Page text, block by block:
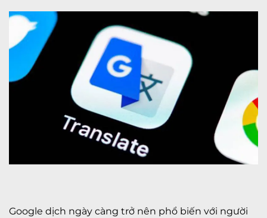
Google dịch ngày càng trở nên phổ biến với người